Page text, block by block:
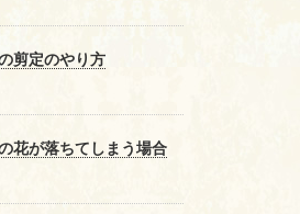
剪定のやり方
花が落ちてしまう場合